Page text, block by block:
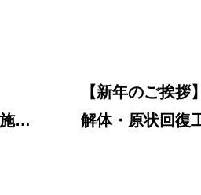
【新年のご挨
解体・原状回復